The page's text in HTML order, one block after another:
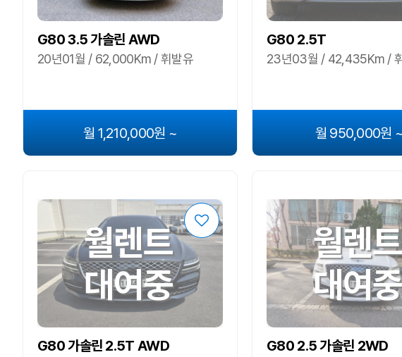
G80 3.5 가솔린 AWD
20년01월 / 62,000Km / 휘발유
월 1,210,000원 ~
G80 2.5T
23년03월 / 42,435Km /
월 950,000원 ~
월렌트
대여중
G80 가솔린 2.5T AWD
월렌트
대여중
G80 2.5 가솔린 2WD